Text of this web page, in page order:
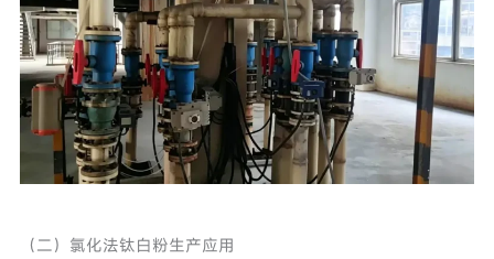
（二）氯化法钛白粉生产应用